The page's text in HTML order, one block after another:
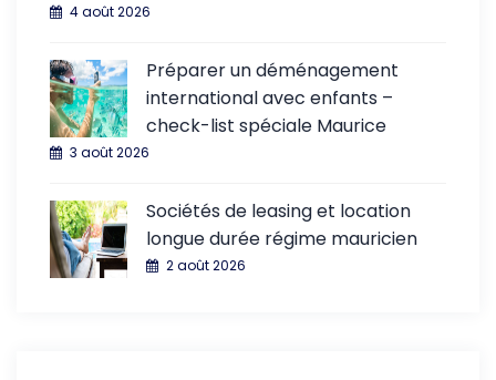
4 août 2026
Préparer un déménagement
international avec enfants –
check-list spéciale Maurice
3 août 2026
Sociétés de leasing et location
longue durée régime mauricien
2 août 2026